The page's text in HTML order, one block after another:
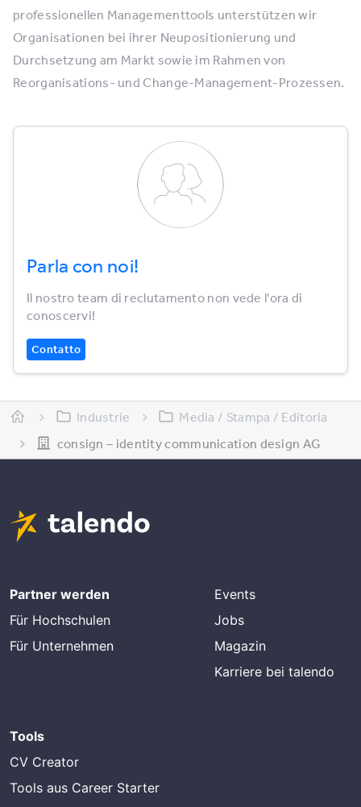
professionellen Managementtools unterstützen wir
Organisationen bei ihrer Neupositionierung und
Durchsetzung am Markt sowie im Rahmen von
Reorganisations- und Change-Management-Prozessen.
Parla con noi!
Il nostro team di reclutamento non vede l'ora di
conoscervi!
Contatto
Industrie
Media / Stampa / Editoria
consign – identity communication design AG
Partner werden
Für Hochschulen
Für Unternehmen
Events
Jobs
Magazin
Karriere bei talendo
Tools
CV Creator
Tools aus Career Starter